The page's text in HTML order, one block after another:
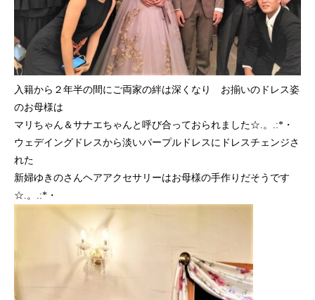
入籍から２年半の間にご両家の絆は深くなり お揃いのドレス姿
のお母様は
マリちゃん＆サナエちゃんと呼び合っておられました☆.。.:*・
ウェデイングドレスから淡いパープルドレスにドレスチェンジさ
れた
新婦ゆきのさんヘアアクセサリーはお母様の手作りだそうです
☆.。.:*・